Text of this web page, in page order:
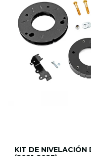
KIT DE NIVELACIÓN